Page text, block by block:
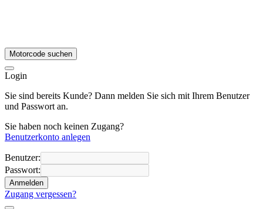
Motorcode suchen
Login
Sie sind bereits Kunde? Dann melden Sie sich mit Ihrem Benutzer
und Passwort an.
Sie haben noch keinen Zugang?
Benutzerkonto anlegen
Benutzer:
Passwort:
Anmelden
Zugang vergessen?